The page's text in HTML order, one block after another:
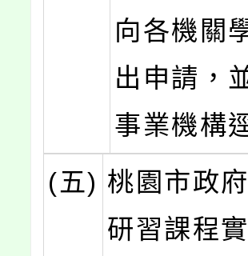
向各機關
出申請，
事業機構
(五) 桃園市政
研習課程